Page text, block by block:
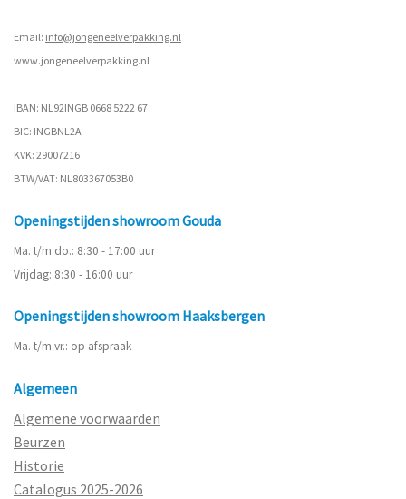
Email: info@jongeneelverpakking.nl
www.jongeneelverpakking.nl
IBAN: NL92INGB 0668 5222 67
BIC: INGBNL2A
KVK: 29007216
BTW/VAT: NL803367053B0
Openingstijden showroom Gouda
Ma. t/m do.: 8:30 - 17:00 uur
Vrijdag: 8:30 - 16:00 uur
Openingstijden showroom Haaksbergen
Ma. t/m vr.: op afspraak
Algemeen
Algemene voorwaarden
Beurzen
Historie
Catalogus 2025-2026